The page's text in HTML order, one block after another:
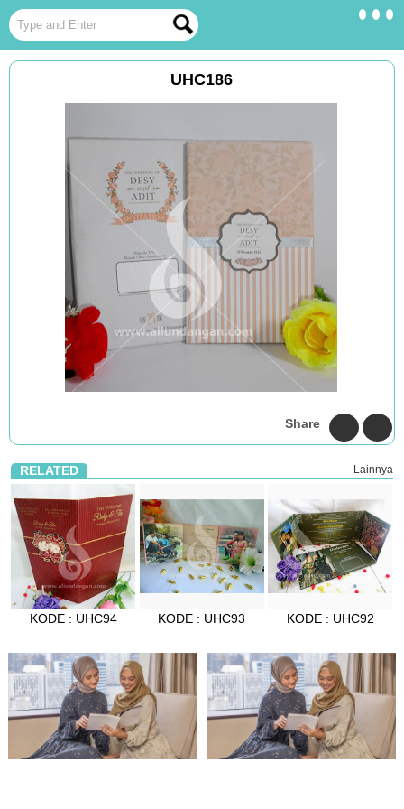
UHC186
Share
RELATED Lainnya
KODE : UHC94 KODE : UHC93 KODE : UHC92